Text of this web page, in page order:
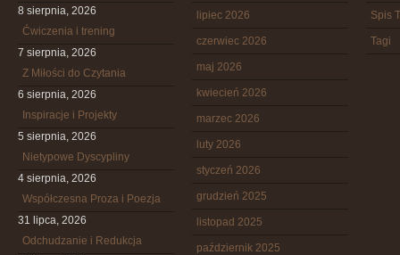
8 sierpnia, 2026
Ćwiczenia i trening
7 sierpnia, 2026
Z Miłości do Czytania
6 sierpnia, 2026
Inspiracje i Projekty
5 sierpnia, 2026
Nietypowe Dyscypliny
4 sierpnia, 2026
Współczesna Proza i Poezja
31 lipca, 2026
Odchudzanie i Redukcja
lipiec 2026
czerwiec 2026
maj 2026
kwiecień 2026
marzec 2026
luty 2026
styczeń 2026
grudzień 2025
listopad 2025
październik 2025
Spis
Tagi